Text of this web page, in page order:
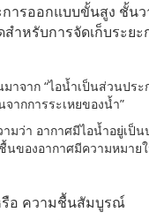
ารออกแบบขั้นสูง ชั้น
ำหรับการจัดเก็บระยะ
าจาก “ไอน้ำเป็นส่วนป
ากการระเหยของน้ำ”
มว่า อากาศมีไอน้ำอยู่เ
นของอากาศมีความหมาย
รือ ความชื้นสัมบูรณ์